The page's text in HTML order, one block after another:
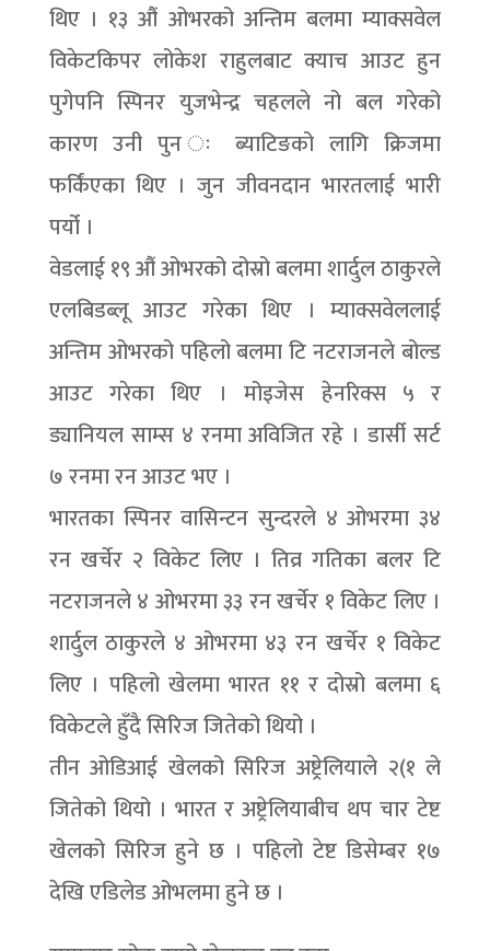
थिए । १३ औं ओभरको अन्तिम बलमा म्याक्सवेल
विकेटकिपर लोकेश राहुलबाट क्याच आउट हुन
पुगेपनि स्पिनर युजभेन्द्र चहलले नो बल गरेको
कारण उनी पुन ः ब्याटिङको लागि क्रिजमा
फर्किंएका थिए । जुन जीवनदान भारतलाई भारी
पर्यो ।
वेडलाई १९ औं ओभरको दोस्रो बलमा शार्दुल ठाकुरले
एलबिडब्लू आउट गरेका थिए । म्याक्सवेललाई
अन्तिम ओभरको पहिलो बलमा टि नटराजनले बोल्ड
आउट गरेका थिए । मोइजेस हेनरिक्स ५ र
ड्यानियल साम्स ४ रनमा अविजित रहे । डार्सी सर्ट
७ रनमा रन आउट भए ।
भारतका स्पिनर वासिन्टन सुन्दरले ४ ओभरमा ३४
रन खर्चेर २ विकेट लिए । तिव्र गतिका बलर टि
नटराजनले ४ ओभरमा ३३ रन खर्चेर १ विकेट लिए ।
शार्दुल ठाकुरले ४ ओभरमा ४३ रन खर्चेर १ विकेट
लिए । पहिलो खेलमा भारत ११ र दोस्रो बलमा ६
विकेटले हुँदै सिरिज जितेको थियो ।
तीन ओडिआई खेलको सिरिज अष्ट्रेलियाले २(१ ले
जितेको थियो । भारत र अष्ट्रेलियाबीच थप चार टेष्ट
खेलको सिरिज हुने छ । पहिलो टेष्ट डिसेम्बर १७
देखि एडिलेड ओभलमा हुने छ ।